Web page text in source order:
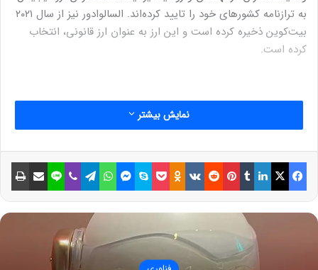
به ترازنامه کشورهای خود را تایید کرده‌اند. السالوادور نیز از سال ۲۰۲۱
بیت‌کوین ذخیره کرده است و این ارز به عنوان ارز قانونی، انتخاب
کرده است.
آخرین اخبار و تحلیل ارزهای دیجیتال
در حال حاضر مجموع ارزش بازار جهانی ارزهای دیجیتال حدود ۳.۴
تریلیون دلار برآورد می‌شود،‌ضمن آنکه ۵۶.۱۴ درصد کل بازار ارزهای
دیجیتال در اختیار بیت‌کوین است.
نوشته های مشابه
نمایش بیشتر
فیسبوک ایکس لینکداین تامبلر پینتریست Reddit
VKontakte
Odnoklassniki پاکت اسکایپ مسنجر واتس آپ تلگرام وایبر لاین اشتراک گذاری با ایمیل